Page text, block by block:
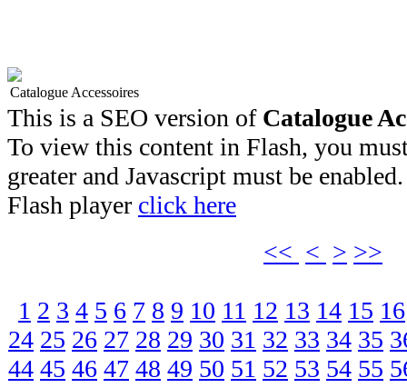
Catalogue Accessoires
This is a SEO version of Catalogue
To view this content in Flash, you
greater and Javascript must be
Flash player click here
<< < > >>
1 2 3 4 5 6 7 8 9 10 11 12 13 14 15 16
24 25 26 27 28 29 30 31 32 33 34 35
44 45 46 47 48 49 50 51 52 53 54 55